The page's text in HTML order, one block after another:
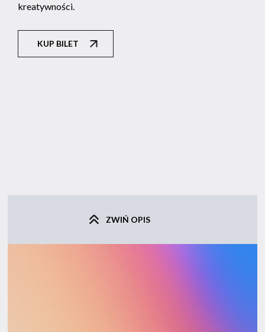
kreatywności.
KUP BILET
ZWIŃ OPIS